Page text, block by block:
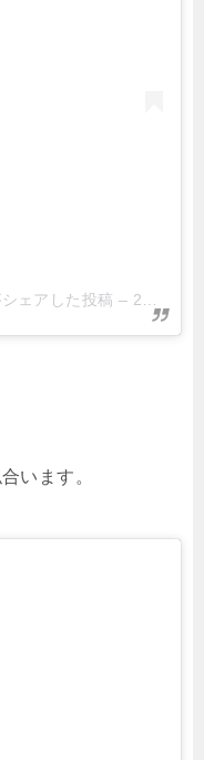
ェアした投稿 – 2019年10月月20日午前8時16分PDT
います。